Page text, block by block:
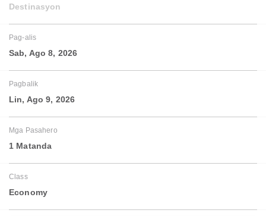
Destinasyon
Pag-alis
Sab, Ago 8, 2026
Pagbalik
Lin, Ago 9, 2026
Mga Pasahero
1 Matanda
Class
Economy